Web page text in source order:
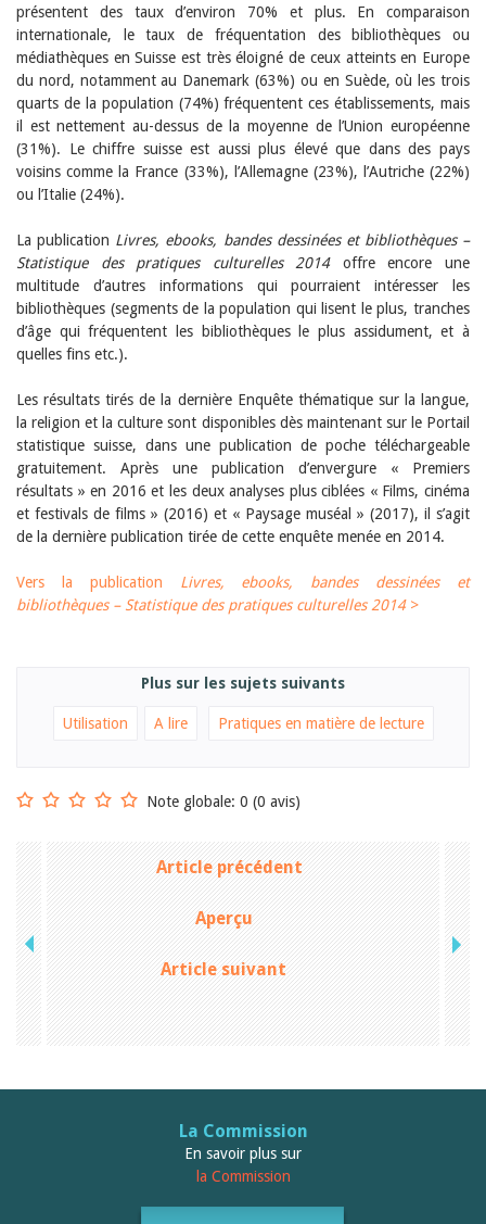
Archives
Juillet 2026
Juin 2026
Mars 2026
Décembre 2025
Novembre 2025
Septembre 2025
Juillet 2025
Juin 2025
Février 2025
Janvier 2025
2024
2023
2021
2020
2018
2017
2016
2015
2014
2013
2012
présentent des taux d’environ 70% et plus. En comparaison
internationale, le taux de fréquentation des bibliothèques ou
médiathèques en Suisse est très éloigné de ceux atteints en Europe
du nord, notamment au Danemark (63%) ou en Suède, où les trois
quarts de la population (74%) fréquentent ces établissements, mais
il est nettement au-dessus de la moyenne de l’Union européenne
(31%). Le chiffre suisse est aussi plus élevé que dans des pays
voisins comme la France (33%), l’Allemagne (23%), l’Autriche (22%)
ou l’Italie (24%).
La publication Livres, ebooks, bandes dessinées et bibliothèques –
Statistique des pratiques culturelles 2014 offre encore une
multitude d’autres informations qui pourraient intéresser les
bibliothèques (segments de la population qui lisent le plus, tranches
d’âge qui fréquentent les bibliothèques le plus assidument, et à
quelles fins etc.).
Les résultats tirés de la dernière Enquête thématique sur la langue,
la religion et la culture sont disponibles dès maintenant sur le Portail
statistique suisse, dans une publication de poche téléchargeable
gratuitement. Après une publication d’envergure « Premiers
résultats » en 2016 et les deux analyses plus ciblées « Films, cinéma
et festivals de films » (2016) et « Paysage muséal » (2017), il s’agit
de la dernière publication tirée de cette enquête menée en 2014.
Vers la publication Livres, ebooks, bandes dessinées et
bibliothèques – Statistique des pratiques culturelles 2014 >
Plus sur les sujets suivants
Utilisation A lire Pratiques en matière de lecture
Note globale: 0 (0 avis)
Article précédent
Aperçu
Article suivant
La Commission
En savoir plus sur
la Commission